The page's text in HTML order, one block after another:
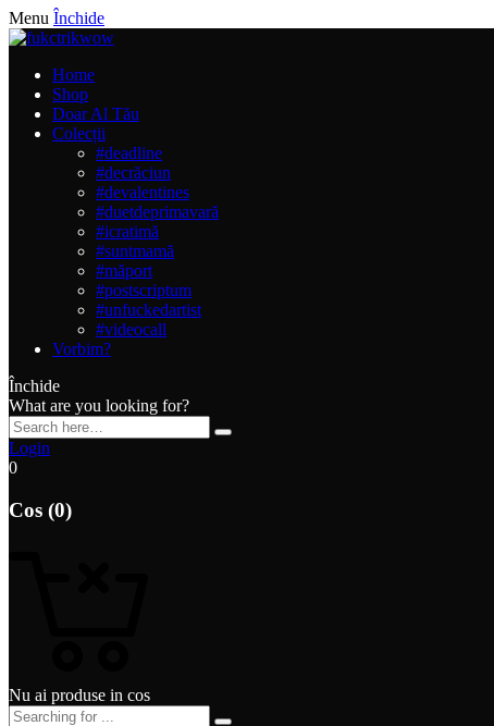
Menu Închide
Home
Shop
Doar Al Tău
Colecții
#deadline
#decrăciun
#devalentines
#duetdeprimavară
#icratimă
#suntmamă
#măport
#postscriptum
#unfuckedartist
#videocall
Vorbim?
Închide
What are you looking for?
Login
0
Cos (0)
Nu ai produse in cos